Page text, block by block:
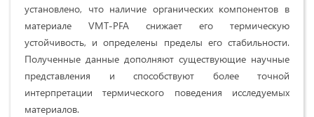
установлено, что наличие органических компонентов в
материале VMT-PFA снижает его термическую
устойчивость, и определены пределы его стабильности.
Полученные данные дополняют существующие научные
представления и способствуют более точной
интерпретации термического поведения исследуемых
материалов.